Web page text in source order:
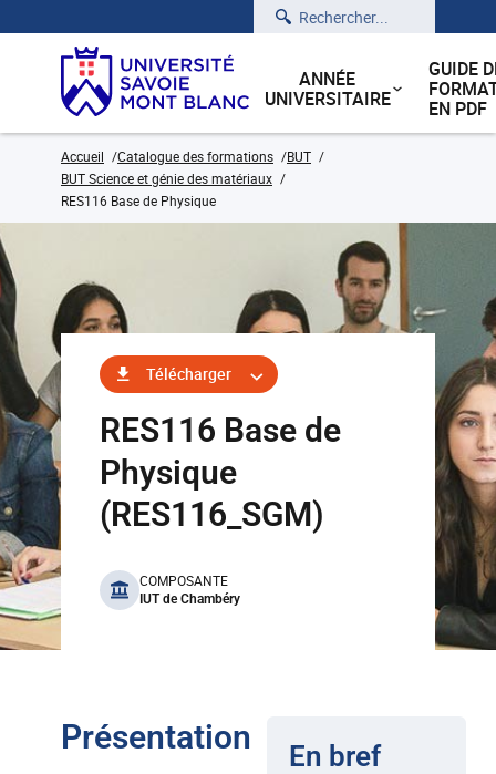
Rechercher
ANNÉE
UNIVERSITAIRE
GUIDE
EN PDF
Accueil Catalogue des formations
BUT
BUT Science et génie des matériaux
RES116 Base de Physique
Télécharger
RES116 Base de
Physique
(RES116_SGM)
benefits
COMPOSANTE
IUT de Chambéry
Présentation En bref